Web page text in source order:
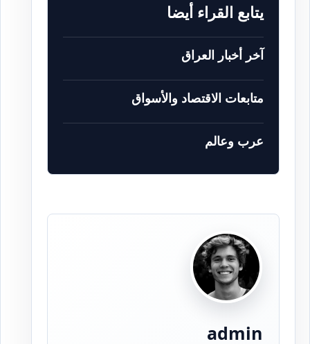
يتابع القراء أيضا
آخر أخبار العراق
متابعات الاقتصاد والأسواق
عرب وعالم
admin